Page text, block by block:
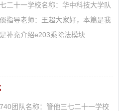
二十一学校名称：华中科技大学队
指导老师：王超大家好，本篇是我
补充介绍e203乘除法模块
团队名称：管他三七二十一学校